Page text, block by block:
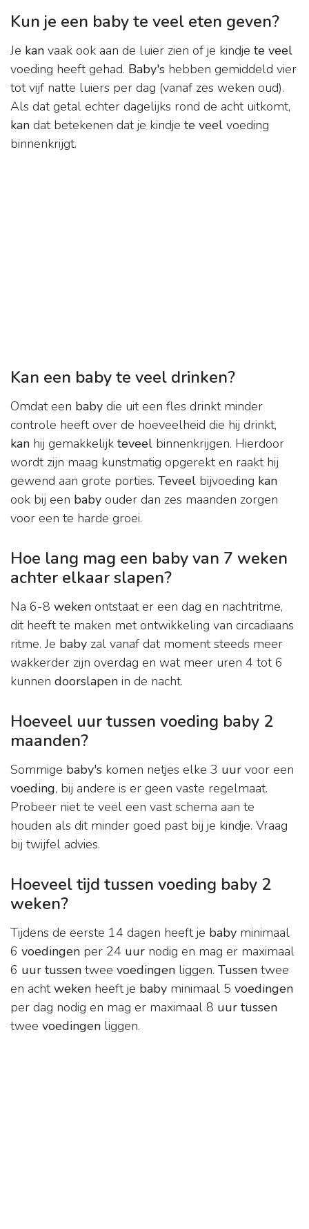
Kun je een baby te veel eten geven?
Je kan vaak ook aan de luier zien of je kindje te veel
voeding heeft gehad. Baby's hebben gemiddeld vier
tot vijf natte luiers per dag (vanaf zes weken oud).
Als dat getal echter dagelijks rond de acht uitkomt,
kan dat betekenen dat je kindje te veel voeding
binnenkrijgt.
Kan een baby te veel drinken?
Omdat een baby die uit een fles drinkt minder
controle heeft over de hoeveelheid die hij drinkt,
kan hij gemakkelijk teveel binnenkrijgen. Hierdoor
wordt zijn maag kunstmatig opgerekt en raakt hij
gewend aan grote porties. Teveel bijvoeding kan
ook bij een baby ouder dan zes maanden zorgen
voor een te harde groei.
Hoe lang mag een baby van 7 weken
achter elkaar slapen?
Na 6-8 weken ontstaat er een dag en nachtritme,
dit heeft te maken met ontwikkeling van circadiaans
ritme. Je baby zal vanaf dat moment steeds meer
wakkerder zijn overdag en wat meer uren 4 tot 6
kunnen doorslapen in de nacht.
Hoeveel uur tussen voeding baby 2
maanden?
Sommige baby's komen netjes elke 3 uur voor een
voeding, bij andere is er geen vaste regelmaat.
Probeer niet te veel een vast schema aan te
houden als dit minder goed past bij je kindje. Vraag
bij twijfel advies.
Hoeveel tijd tussen voeding baby 2
weken?
Tijdens de eerste 14 dagen heeft je baby minimaal
6 voedingen per 24 uur nodig en mag er maximaal
6 uur tussen twee voedingen liggen. Tussen twee
en achtweken heeft je baby minimaal 5 voedingen
per dag nodig en mag er maximaal 8 uur tussen
twee voedingen liggen.